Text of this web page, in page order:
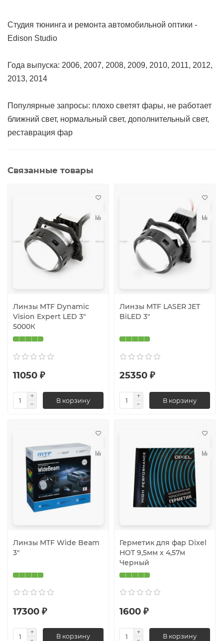
Студия тюнинга и ремонта автомобильной оптики -
Edison Studio
Года выпуска: 2006, 2007, 2008, 2009, 2010, 2011, 2012,
2013, 2014
Популярные запросы: плохо светят фары, не работает
ближний свет, нормальный свет, дополнительный свет,
реставрация фар
Связанные товары
Линзы MTF Dynamic
Vision Expert LED 3″
5000К
11050 ₽
В корзину
Линзы MTF LASER JET
BiLED 3″
25350 ₽
В корзину
Линзы MTF Wide Beam
3"
17300 ₽
В корзину
Герметик для фар Dixel
HOT 9,5мм х 4,57м
Черный
1600 ₽
В корзину